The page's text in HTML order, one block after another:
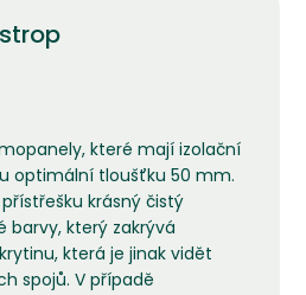
které mají izolační
optimální tloušťku 50 mm.
krásný čistý
barvy, který zakrývá
která je jinak vidět
spojů. V případě